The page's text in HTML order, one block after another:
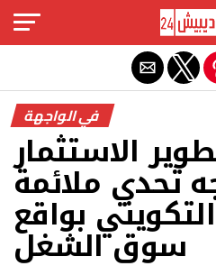
في الواجهة
الاستثمار
تحدي ملائمة
بواقع
سوق الشغل
Exit mobile